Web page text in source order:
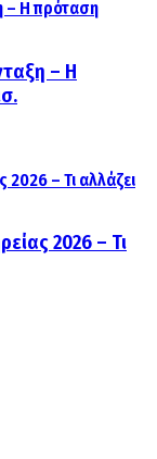
– Η
2026 – Τι